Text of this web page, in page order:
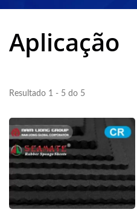
Aplicação
Resultado 1 - 5 do 5